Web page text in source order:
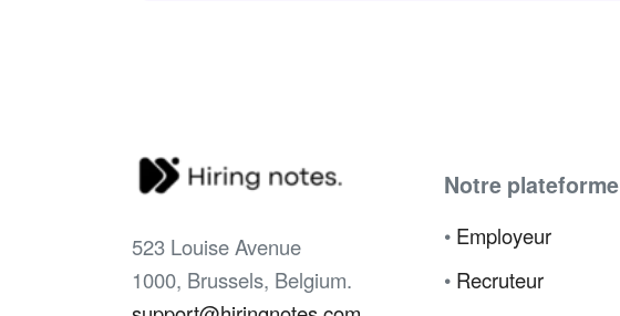
523 Louise Avenue
1000, Brussels, Belgium.
Notre plateforme
• Employeur
• Recruteur